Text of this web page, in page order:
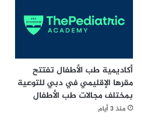
أكاديمية طب الأطفال تفتتح
مقرها الإقليمي في دبي للتوعية
بمختلف مجالات طب الأطفال
منذ 3 أيام